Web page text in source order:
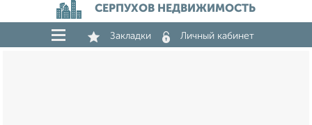
СЕРПУХОВ НЕДВИЖИМОСТЬ
Закладки Личный кабинет